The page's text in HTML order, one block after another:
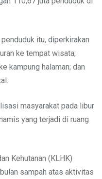
itu, diperkirakan
ke tempat wisata;
kampung halaman; dan
masyarakat pada libur
yang terjadi di ruang
Kehutanan (KLHK)
sampah atas aktivitas